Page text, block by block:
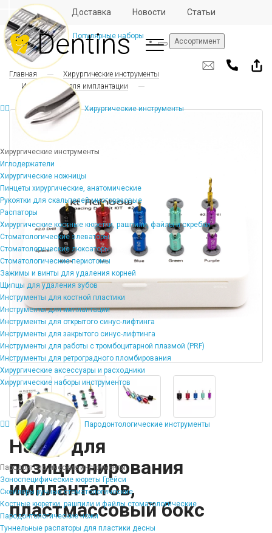
Отзывы Доставка Новости Статьи
Ассортимент
Популярные наборы
Хирургические инструменты
Хирургические инструменты
Иглодержатели
Хирургические ножницы
Пинцеты хирургические, анатомические
Рукоятки для скальпелей многоразовые
Распаторы
Хирургические костные кюретки, рашпили, файлы и скребки
Стоматологические элеваторы
Стоматологические люксаторы
Стоматологические периотомы
Зажимы и винты для удаления корней
Щипцы для удаления зубов
Инструменты для костной пластики
Инструменты для имплантации
Инструменты для открытого синус-лифтинга
Инструменты для закрытого синус-лифтинга
Инструменты для работы с тромбоцитарной плазмой (PRF)
Инструменты для ретроградного пломбирования
Хирургические аксессуары и расходники
Хирургические наборы инструментов
Пародонтологические инструменты
Пародонтологические инструменты
Зоноспецифические кюреты Грейси
Скейлеры ручные стоматологические
Костные кюретки, рашпили и файлы стоматологические
Пародонтологические ножи
Туннельные распаторы для пластики десны
Главная
Хирургические инструменты
Инструменты для имплантации
Набор для
позиционирования
имплантатов,
пластмассовый бокс